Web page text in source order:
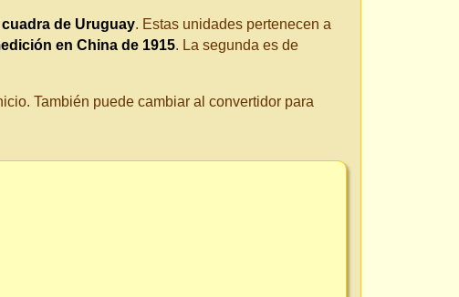
cuadra de Uruguay. Estas unidades pertenecen a
en China de 1915. La segunda es de
También puede cambiar al convertidor para